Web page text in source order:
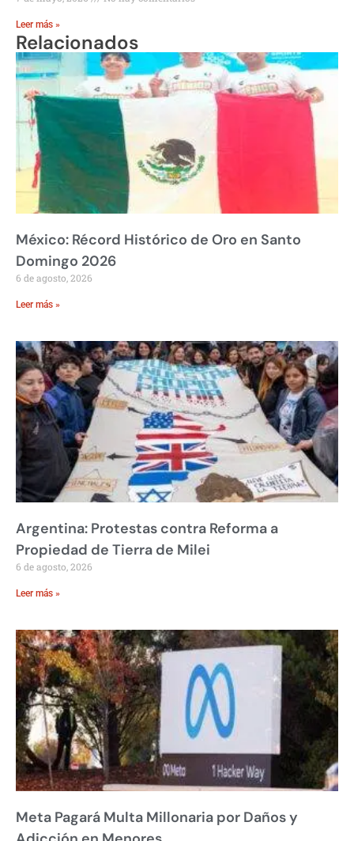
Leer más »
Relacionados
México: Récord Histórico de Oro en Santo
Domingo 2026
6 de agosto, 2026
Leer más »
Argentina: Protestas contra Reforma a
Propiedad de Tierra de Milei
6 de agosto, 2026
Leer más »
Meta Pagará Multa Millonaria por Daños y